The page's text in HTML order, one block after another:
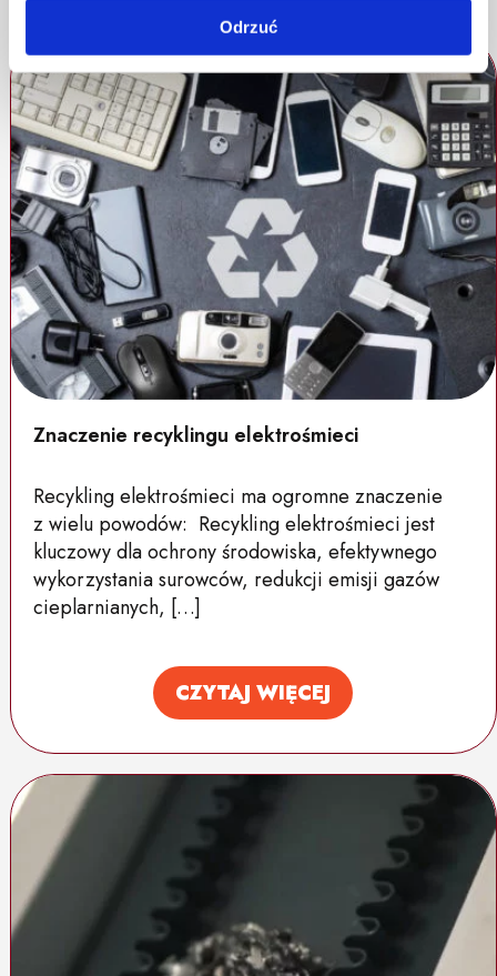
Odrzuć
Znaczenie recyklingu elektrośmieci
Recykling elektrośmieci ma ogromne znaczenie
z wielu powodów: Recykling elektrośmieci jest
kluczowy dla ochrony środowiska, efektywnego
wykorzystania surowców, redukcji emisji gazów
cieplarnianych, […]
CZYTAJ WIĘCEJ